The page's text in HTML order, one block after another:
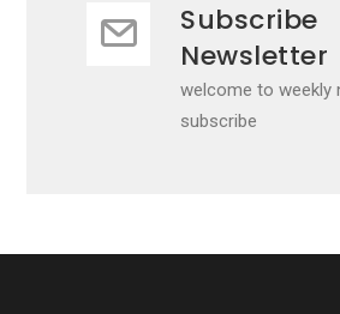
Subscribe
Newsletter
welcome to weekly
subscribe